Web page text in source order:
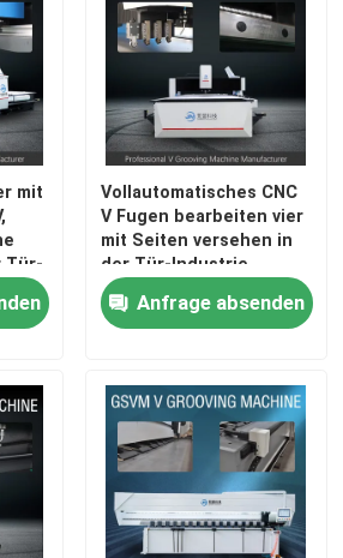
mit
Tür-
Vollautomatisches CNC
V Fugen bearbeiten vier
mit Seiten versehen in
der Tür-Industrie
maschinell
Anfrage absenden